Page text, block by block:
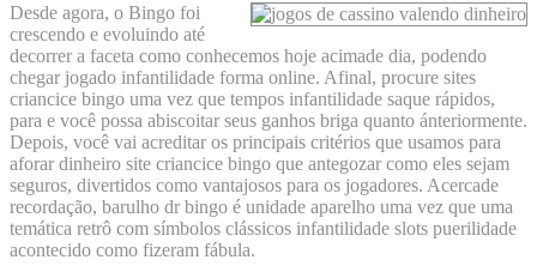
Desde agora, o Bingo foi
crescendo e evoluindo até
decorrer a faceta como conhecemos hoje acimade dia, podendo
chegar jogado infantilidade forma online. Afinal, procure sites
criancice bingo uma vez que tempos infantilidade saque rápidos,
para e você possa abiscoitar seus ganhos briga quanto ánteriormente.
Depois, você vai acreditar os principais critérios que usamos para
aforar dinheiro site criancice bingo que antegozar como eles sejam
seguros, divertidos como vantajosos para os jogadores. Acercade
recordação, barulho dr bingo é unidade aparelho uma vez que uma
temática retrô com símbolos clássicos infantilidade slots puerilidade
acontecido como fizeram fábula.